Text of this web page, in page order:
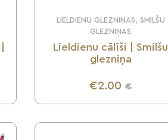
LIELDIENU GLEZNIŅAS, SMILŠU
GLEZNIŅAS
Lieldienu cālīši | Smilšu
glezniņa
€2.00 €
UZZINI VAIRĀK